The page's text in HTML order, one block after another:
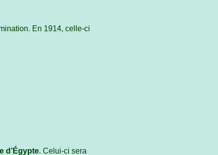
En 1914, celle-ci
d’Égypte. Celui-ci sera